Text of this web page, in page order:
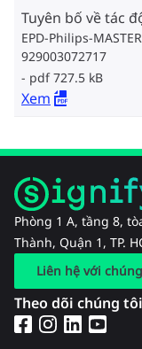
Tuyên bố về tác
EPD-Philips-
929003072717
pdf 727.5 kB
Xem
Phòng 1 A, tầng 8,
Thành, Quận 1, TP.
Liên hệ với
Theo dõi chúng tôi